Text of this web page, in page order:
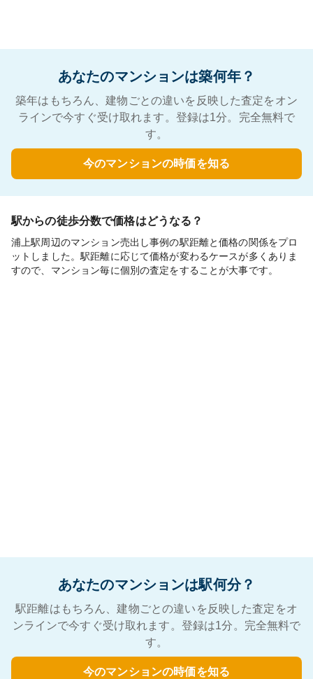
あなたのマンションは築何年？
築年はもちろん、建物ごとの違いを反映した査定をオン
ラインで今すぐ受け取れます。登録は1分。完全無料で
す。
今のマンションの時価を知る
駅からの徒歩分数で価格はどうなる？
浦上駅周辺のマンション売出し事例の駅距離と価格の関係をプロ
ットしました。駅距離に応じて価格が変わるケースが多くありま
すので、マンション毎に個別の査定をすることが大事です。
あなたのマンションは駅何分？
駅距離はもちろん、建物ごとの違いを反映した査定をオ
ンラインで今すぐ受け取れます。登録は1分。完全無料で
す。
今のマンションの時価を知る